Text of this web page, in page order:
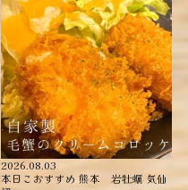
2026.08.03
本日こおすすめ ︎熊本 岩牡蠣 ︎気仙